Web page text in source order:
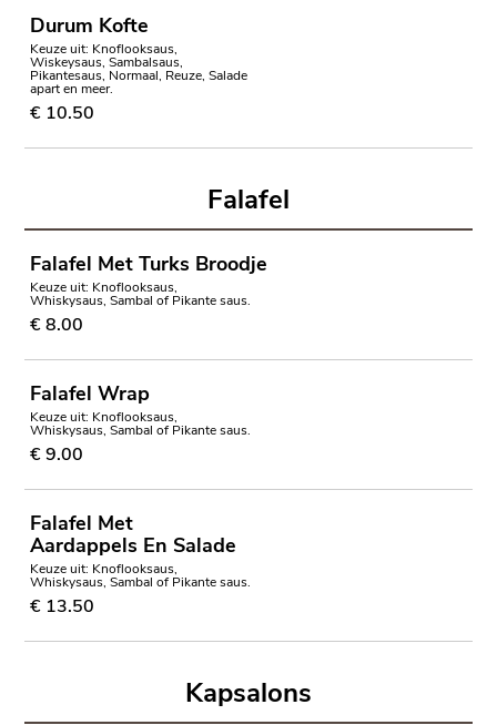
Durum Kofte
Keuze uit: Knoflooksaus,
Wiskeysaus, Sambalsaus,
Pikantesaus, Normaal, Reuze, Salade
apart en meer.
€ 10.50
Falafel
Falafel Met Turks Broodje
Keuze uit: Knoflooksaus,
Whiskysaus, Sambal of Pikante saus.
€ 8.00
Falafel Wrap
Keuze uit: Knoflooksaus,
Whiskysaus, Sambal of Pikante saus.
€ 9.00
Falafel Met
Aardappels En Salade
Keuze uit: Knoflooksaus,
Whiskysaus, Sambal of Pikante saus.
€ 13.50
Kapsalons